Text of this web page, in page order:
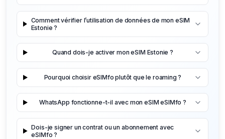
Comment vérifier l’utilisation de données de mon eSIM
Estonie ?
Quand dois-je activer mon eSIM Estonie ?
Pourquoi choisir eSIMfo plutôt que le roaming ?
WhatsApp fonctionne-t-il avec mon eSIM eSIMfo ?
Dois-je signer un contrat ou un abonnement avec
eSIMfo ?